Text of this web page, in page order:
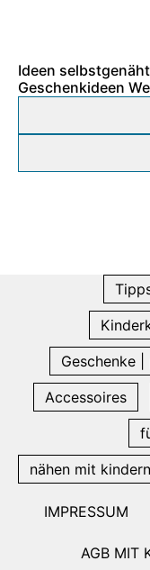
Ideen
Geschenkideen
Geschenke
Accessoires
nähen mit
IMPRESSUM
AGB MIT